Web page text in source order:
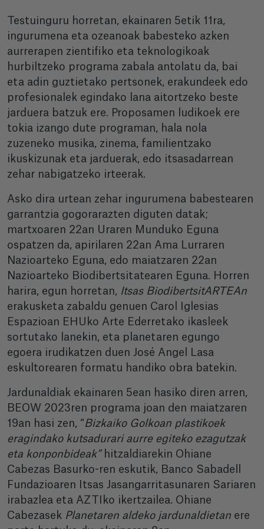
Testuinguru horretan, ekainaren 5etik 11ra,
ingurumena eta ozeanoak babesteko azken
aurrerapen zientifiko eta teknologikoak
hurbiltzeko programa zabala antolatu da, bai
eta adin guztietako pertsonek, erakundeek edo
profesionalek egindako lana aitortzeko beste
jarduera batzuk ere. Proposamen ludikoek ere
tokia izango dute programan, hala nola
zuzeneko musika, zinema, familientzako
ikuskizunak eta jarduerak, edo itsasadarrean
zehar nabigatzeko irteerak.
Asko dira urtean zehar ingurumena babestearen
garrantzia gogorarazten diguten datak;
martxoaren 22an Uraren Munduko Eguna
ospatzen da, apirilaren 22an Ama Lurraren
Nazioarteko Eguna, edo maiatzaren 22an
Nazioarteko Biodibertsitatearen Eguna. Horren
harira, egun horretan, Itsas BiodibertsitARTEAn
erakusketa zabaldu genuen Carol Iglesias
Espazioan EHUko Arte Ederretako ikasleek
sortutako lanekin, eta planetaren egungo
egoera irudikatzen duen José Angel Lasa
eskultorearen formatu handiko obra batekin.
Jardunaldiak ekainaren 5ean hasiko diren arren,
BEOW 2023ren programa joan den maiatzaren
19an hasi zen, “Bizkaiko Golkoan plastikoek
eragindako kutsadurari aurre egiteko ezagutzak
eta konponbideak” hitzaldiarekin Ohiane
Cabezas Basurko-ren eskutik, Banco Sabadell
Fundazioaren Itsas Jasangarritasunaren Sariaren
irabazlea eta AZTIko ikertzailea. Ohiane
Cabezasek Planetaren aldeko jardunaldietan ere